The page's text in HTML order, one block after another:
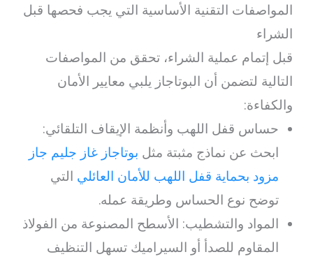
المواصفات التقنية الأساسية التي يجب فحصها قبل
الشراء
قبل إتمام عملية الشراء، تحقق من المواصفات
التالية لتضمن أن البوتاجاز يلبي معايير الأمان
والكفاءة:
حساس قفل اللهب وأنظمة الإيقاف التلقائي:
ابحث عن نماذج مثبتة مثل بوتاجاز غاز جليم جاز
مزود بحماية قفل اللهب للأمان العائلي التي
توضح نوع الحساس وطريقة عمله.
المواد والتشطيب: الأسطح المصنوعة من الفولاذ
المقاوم للصدأ أو السيراميك تسهل التنظيف